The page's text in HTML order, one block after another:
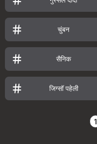
चुंबन
सैनिक
जिग्सॉ पहेली
1